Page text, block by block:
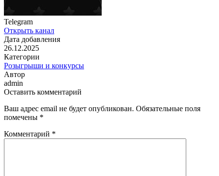
Telegram
Открыть канал
Дата добавления
26.12.2025
Категории
Розыгрыши и конкурсы
Автор
admin
Оставить комментарий
Ваш адрес email не будет опубликован. Обязательные поля
помечены *
Комментарий *